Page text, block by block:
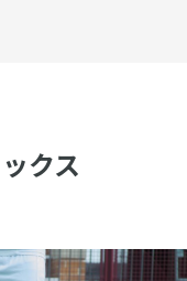
クス